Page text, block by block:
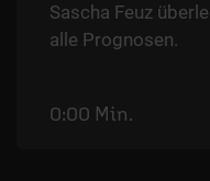
Sascha Feuz
alle Prognosen.
0:00 Min.